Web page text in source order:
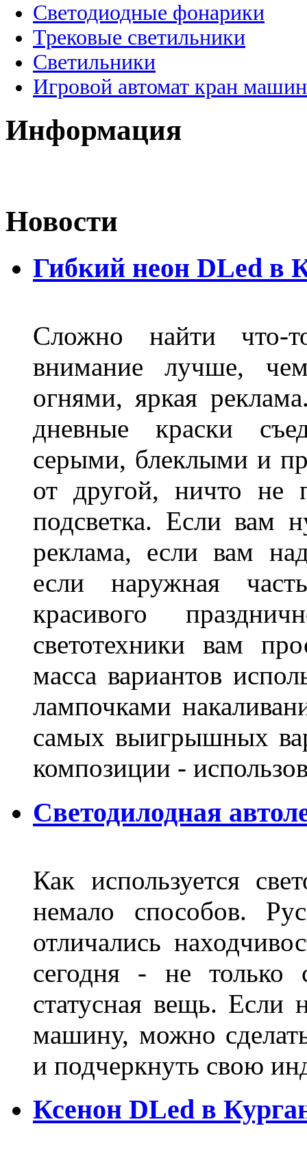
Светодиодные фонарики
Трековые светильники
Светильники
Игровой автомат кран
Информация
Новости
Гибкий неон DLed в
Сложно найти что-
внимание лучше,
огнями, яркая
дневные краски
серыми, блеклыми и
от другой, ничто не
подсветка. Если вам
реклама, если вам
если наружная
красивого
светотехники вам
масса вариантов
лампочками
самых выигрышных
композиции -
Светодилодная
Как используется
немало способов.
отличались
сегодня - не только
статусная вещь. Если
машину, можно
и подчеркнуть свою
Ксенон DLed в